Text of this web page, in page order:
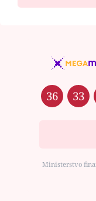
36 33
Ministerstvo